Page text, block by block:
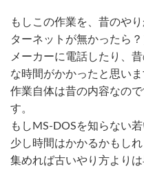
もしこの作業を、昔のや
ターネットが無かったら？
メーカーに電話したり、
な時間がかかったと思いま
作業自体は昔の内容なの
す。
もしMS-DOSを知らない
少し時間はかかるかもし
集めれば古いやり方より